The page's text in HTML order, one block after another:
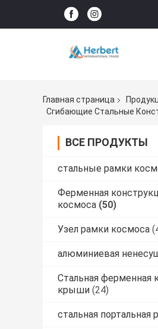
Главная страница
Сгибающие Стальные
ВСЕ ПРОДУКТЫ
стальные рамки
Ферменная
космоса (50)
Узел рамки космоса
алюминиевая
Стальная ферменная
крыши (24)
стальная портальная